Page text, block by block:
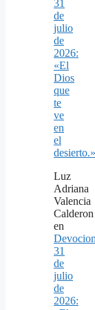
31
de
julio
de
2026:
«El
Dios
que
te
ve
en
el
desierto.»
Luz
Adriana
Valencia
Calderon
en
31
de
julio
de
2026: